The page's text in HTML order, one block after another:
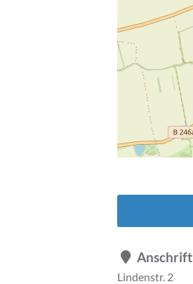
Anschrift
Lindenstr. 2